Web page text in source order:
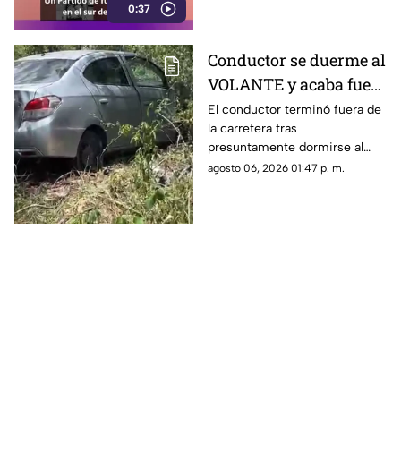
0:37
Conductor se duerme al
VOLANTE y acaba fuera
de la vía en Ciudad
Caucel; así ocurrió el
accidente
El conductor terminó fuera de
la carretera tras
presuntamente dormirse al
volante, generando la
agosto 06, 2026 01:47 p. m.